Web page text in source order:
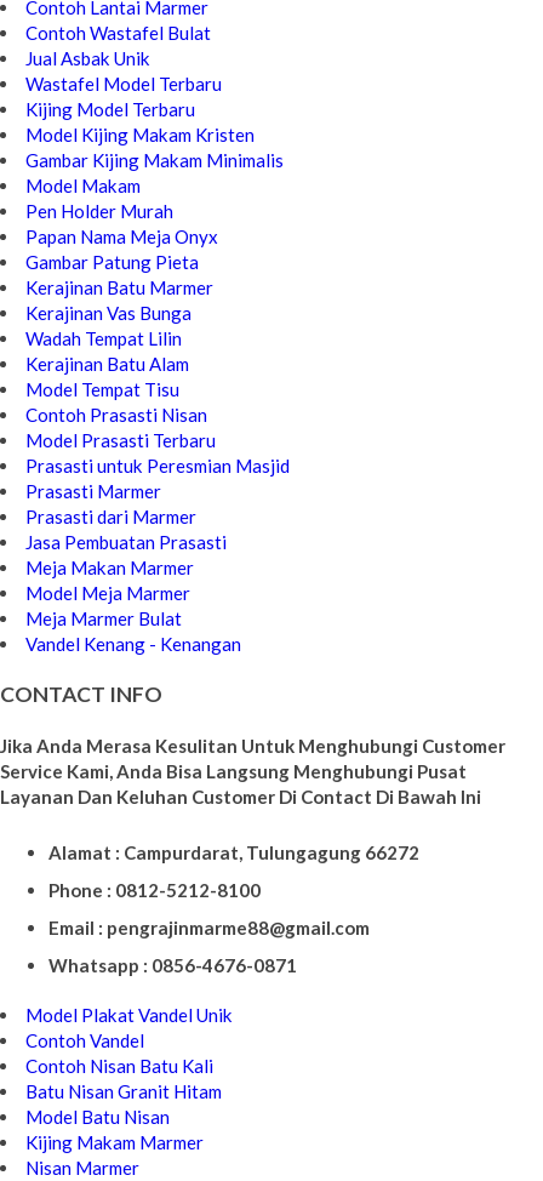
Contoh Lantai Marmer
Contoh Wastafel Bulat
Jual Asbak Unik
Wastafel Model Terbaru
Kijing Model Terbaru
Model Kijing Makam Kristen
Gambar Kijing Makam Minimalis
Model Makam
Pen Holder Murah
Papan Nama Meja Onyx
Gambar Patung Pieta
Kerajinan Batu Marmer
Kerajinan Vas Bunga
Wadah Tempat Lilin
Kerajinan Batu Alam
Model Tempat Tisu
Contoh Prasasti Nisan
Model Prasasti Terbaru
Prasasti untuk Peresmian Masjid
Prasasti Marmer
Prasasti dari Marmer
Jasa Pembuatan Prasasti
Meja Makan Marmer
Model Meja Marmer
Meja Marmer Bulat
Vandel Kenang - Kenangan
CONTACT INFO
Jika Anda Merasa Kesulitan Untuk Menghubungi Customer
Service Kami, Anda Bisa Langsung Menghubungi Pusat
Layanan Dan Keluhan Customer Di Contact Di Bawah Ini
Alamat : Campurdarat, Tulungagung 66272
Phone : 0812-5212-8100
Email : pengrajinmarme88@gmail.com
Whatsapp : 0856-4676-0871
Model Plakat Vandel Unik
Contoh Vandel
Contoh Nisan Batu Kali
Batu Nisan Granit Hitam
Model Batu Nisan
Kijing Makam Marmer
Nisan Marmer